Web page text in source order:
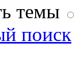
темы
поиск